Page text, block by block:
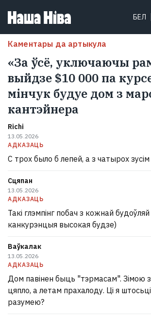
БЕЛ
Каментары да артыкула
«За ўсё, уключаючы
выйдзе $10 000 па
мінчук будуе дом з
кантэйнера
Richi
13.05.2026
АДКАЗАЦЬ
С трох было б лепей, а з чатырох
Сцяпан
13.05.2026
АДКАЗАЦЬ
Такі глэмпінг побач з кожнай будоўляй
канкурэнцыя высокая будзе)
Ваўкалак
13.05.2026
АДКАЗАЦЬ
Дом павінен быць "тэрмасам". Зімою
цяпло, а летам прахалоду. Ці я
разумею?